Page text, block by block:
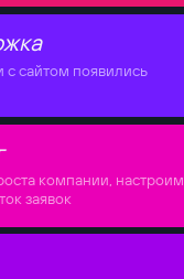
сайтом появились
компании, настроим
заявок